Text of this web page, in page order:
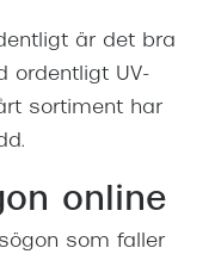
är det bra
ordentligt UV-
sortiment har
online
som faller